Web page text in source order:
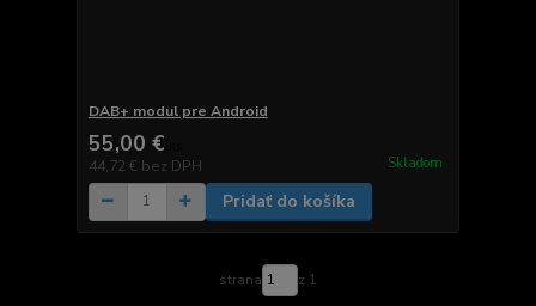
DAB+ modul pre Android
55,00 €
44,72 € bez DPH Skladom
Pridať do košíka
strana z 1